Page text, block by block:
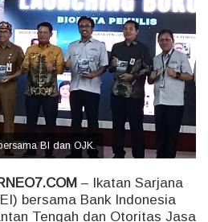
BI dan OJK.
– Ikatan Sarjana
bersama Bank Indonesia
Tengah dan Otoritas Jasa